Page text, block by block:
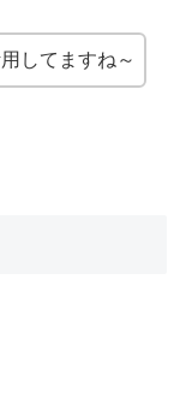
してますね～